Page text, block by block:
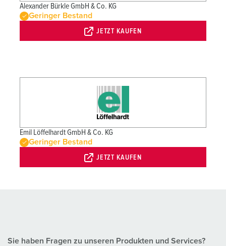
Alexander Bürkle GmbH & Co. KG
Geringer Bestand
JETZT KAUFEN
Emil Löffelhardt GmbH & Co. KG
Geringer Bestand
JETZT KAUFEN
Sie haben Fragen zu unseren Produkten und Services?